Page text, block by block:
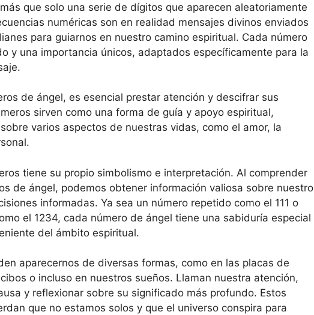
que solo una serie de dígitos que aparecen aleatoriamente
numéricas son en realidad mensajes divinos enviados
para guiarnos en nuestro camino espiritual. Cada número
y una importancia únicos, adaptados específicamente para la
de ángel, es esencial prestar atención y descifrar sus
sirven como una forma de guía y apoyo espiritual,
varios aspectos de nuestras vidas, como el amor, la
tiene su propio simbolismo e interpretación. Al comprender
de ángel, podemos obtener información valiosa sobre nuestro
informadas. Ya sea un número repetido como el 111 o
el 1234, cada número de ángel tiene una sabiduría especial
del ámbito espiritual.
aparecernos de diversas formas, como en las placas de
o incluso en nuestros sueños. Llaman nuestra atención,
y reflexionar sobre su significado más profundo. Estos
que no estamos solos y que el universo conspira para